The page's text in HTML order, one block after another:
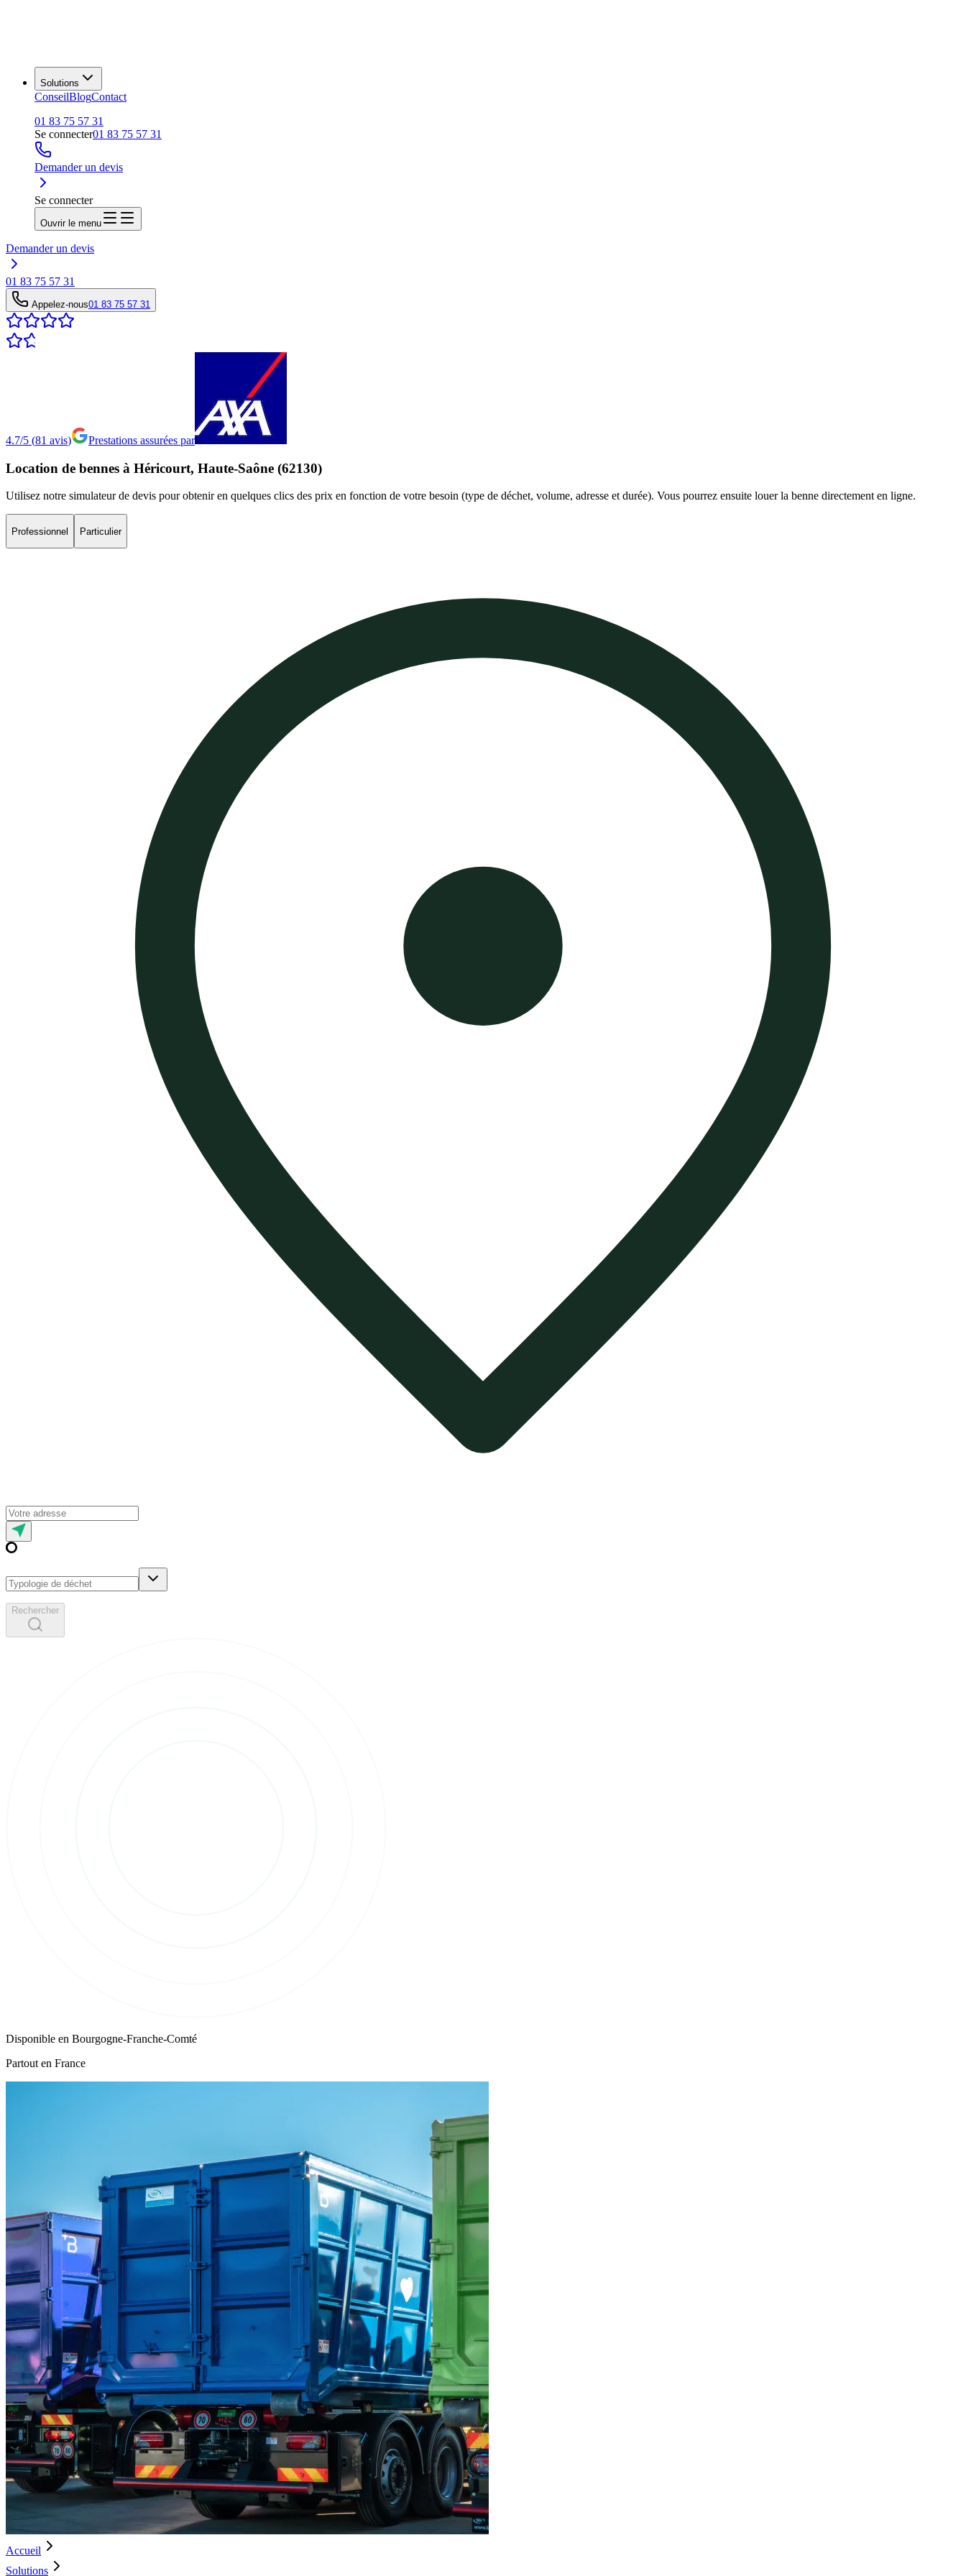
Solutions
ConseilBlogContact
01 83 75 57 31
Se connecter01 83 75 57 31
Demander un devis
Se connecter
Ouvrir le menu
Demander un devis
01 83 75 57 31
Appelez-nous01 83 75 57 31
4.7/5 (81 avis) Prestations assurées par
Location de bennes à Héricourt, Haute-Saône (62130)
Utilisez notre simulateur de devis pour obtenir en quelques clics des prix en fonction de votre besoin (type de déchet, volume, adresse et durée). Vous pourrez ensuite louer la benne directement en ligne.
Professionnel Particulier
Rechercher
Disponible en Bourgogne-Franche-Comté
Partout en France
Accueil
Solutions